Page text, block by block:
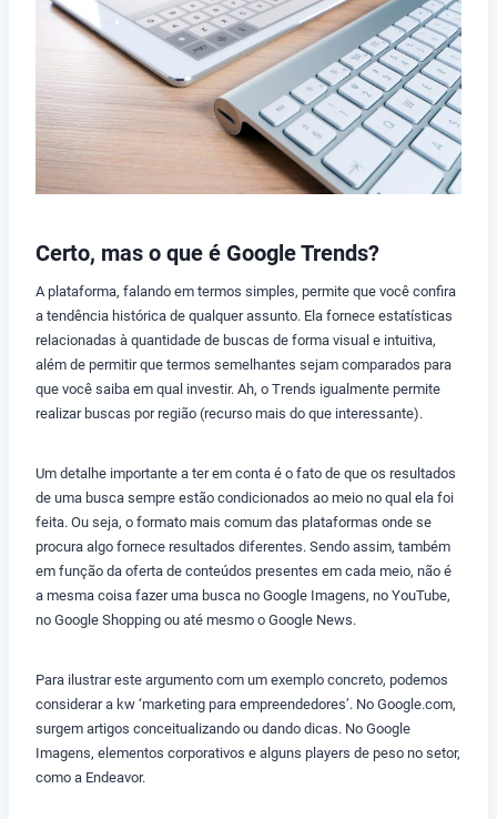
Certo, mas o que é Google Trends?
A plataforma, falando em termos simples, permite que você confira
a tendência histórica de qualquer assunto. Ela fornece estatísticas
relacionadas à quantidade de buscas de forma visual e intuitiva,
além de permitir que termos semelhantes sejam comparados para
que você saiba em qual investir. Ah, o Trends igualmente permite
realizar buscas por região (recurso mais do que interessante).
Um detalhe importante a ter em conta é o fato de que os resultados
de uma busca sempre estão condicionados ao meio no qual ela foi
feita. Ou seja, o formato mais comum das plataformas onde se
procura algo fornece resultados diferentes. Sendo assim, também
em função da oferta de conteúdos presentes em cada meio, não é
a mesma coisa fazer uma busca no Google Imagens, no YouTube,
no Google Shopping ou até mesmo o Google News.
Para ilustrar este argumento com um exemplo concreto, podemos
considerar a kw ‘marketing para empreendedores’. No Google.com,
surgem artigos conceitualizando ou dando dicas. No Google
Imagens, elementos corporativos e alguns players de peso no setor,
como a Endeavor.